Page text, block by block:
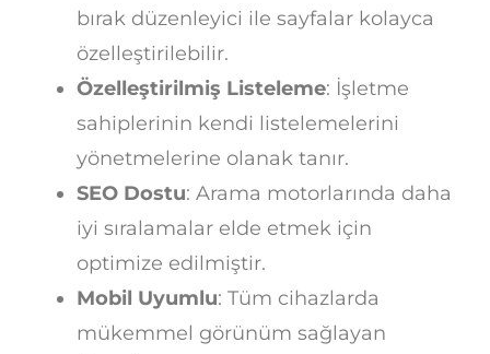
bırak düzenleyici ile sayfalar kolayca
özelleştirilebilir.
Özelleştirilmiş Listeleme: İşletme
sahiplerinin kendi listelemelerini
yönetmelerine olanak tanır.
SEO Dostu: Arama motorlarında daha
iyi sıralamalar elde etmek için
optimize edilmiştir.
Mobil Uyumlu: Tüm cihazlarda
mükemmel görünüm sağlayan